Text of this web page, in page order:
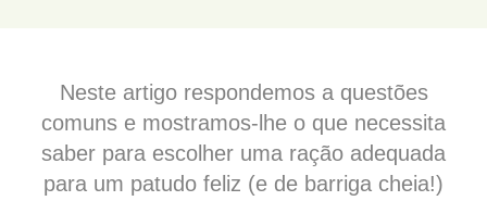
Neste artigo respondemos a questões
comuns e mostramos-lhe o que necessita
saber para escolher uma ração adequada
para um patudo feliz (e de barriga cheia!)